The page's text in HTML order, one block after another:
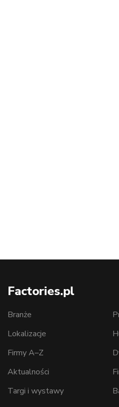
Factories.pl
Branże
Lokalizacje
Firmy A–Z
Aktualności
Targi i wystawy